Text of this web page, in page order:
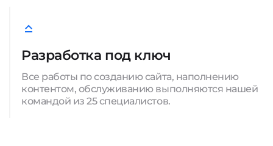
Разработка под ключ
Все работы по созданию сайта, наполнению
контентом, обслуживанию выполняются нашей
командой из 25 специалистов.